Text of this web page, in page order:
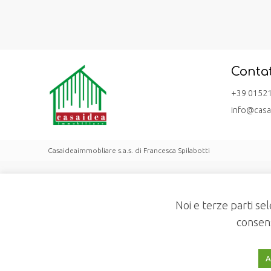
+39
Casaideaimmobliare s.a.s. di Francesca Spilabotti
Noi e terze parti